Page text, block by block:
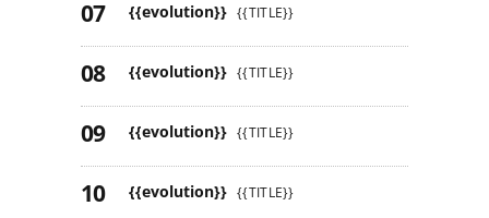
{{evolution}} {{TITLE}}
{{evolution}} {{TITLE}}
{{evolution}} {{TITLE}}
{{evolution}} {{TITLE}}